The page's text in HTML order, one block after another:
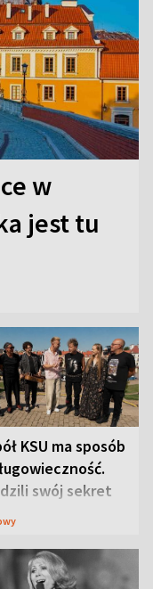
w
jest tu
KSU ma sposób
swój sekret